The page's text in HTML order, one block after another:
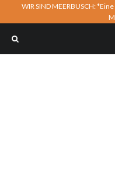
WIR SIND MEERBUSCH: